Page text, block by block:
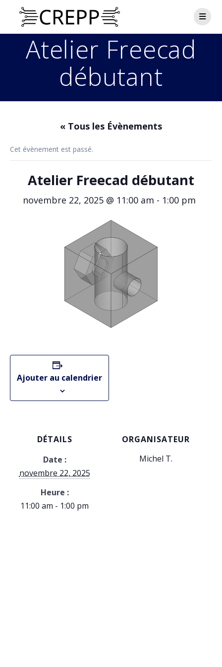
Passer
au
contenu
Atelier Freecad
débutant
« Tous les Évènements
Cet évènement est passé.
Atelier Freecad débutant
novembre 22, 2025 @ 11:00 am - 1:00 pm
Ajouter au calendrier
DÉTAILS
Date :
novembre 22, 2025
Heure :
11:00 am - 1:00 pm
ORGANISATEUR
Michel T.